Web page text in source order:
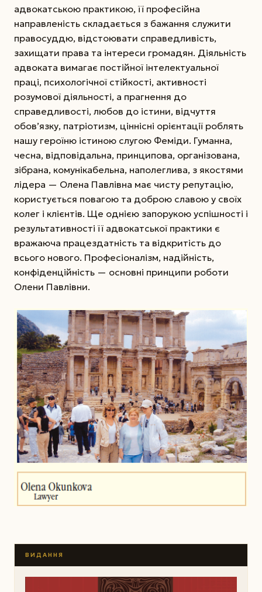
адвокатською практикою, її професійна
направленість складається з бажання служити
правосуддю, відстоювати справедливість,
захищати права та інтереси громадян. Діяльність
адвоката вимагає постійної інтелектуальної
праці, психологічної стійкості, активності
розумової діяльності, а прагнення до
справедливості, любов до істини, відчуття
обов’язку, патріотизм, ціннісні орієнтації роб­лять
нашу героїню істиною слугою Феміди. Гуманна,
чесна, відповідальна, принципова, організована,
зібрана, комунікабельна, наполеглива, з якостями
лідера — Олена Павлівна має чисту репутацію,
користується повагою та доброю славою у своїх
колег і клієнтів. Ще однією запорукою успішності і
результативності її адвокатської практики є
вражаюча працездатність та відкритість до
всього нового. Професіоналізм, надійність,
конфіденційність — основні принципи роботи
Олени Павлівни.
ВИДАННЯ